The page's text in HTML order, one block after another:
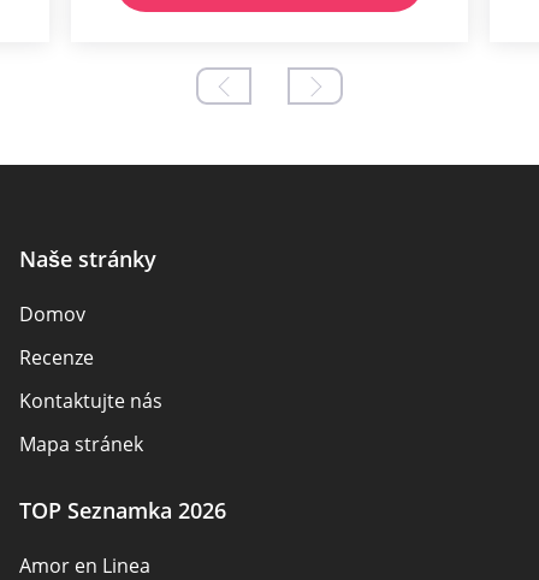
Naše stránky
Domov
Recenze
Kontaktujte nás
Mapa stránek
TOP Seznamka 2026
Amor en Linea